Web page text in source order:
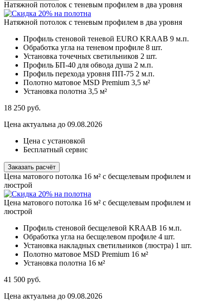
Натяжной потолок с теневым профилем в два уровня
Натяжной потолок с теневым профилем в два уровня
Профиль стеновой теневой EURO KRAAB 9 м.п.
Обработка угла на теневом профиле 8 шт.
Установка точечных светильников 2 шт.
Профиль БП-40 для обвода душа 2 м.п.
Профиль перехода уровня ПП-75 2 м.п.
Полотно матовое MSD Premium 3,5 м²
Установка полотна 3,5 м²
18 250 руб.
Цена актуальна до 09.08.2026
Цена с установкой
Бесплатный сервис
Заказать расчёт
Цена матового потолка 16 м² с бесщелевым профилем и
люстрой
Цена матового потолка 16 м² с бесщелевым профилем и
люстрой
Профиль стеновой бесщелевой KRAAB 16 м.п.
Обработка угла на бесщелевом профиле 4 шт.
Установка накладных светильников (люстра) 1 шт.
Полотно матовое MSD Premium 16 м²
Установка полотна 16 м²
41 500 руб.
Цена актуальна до 09.08.2026